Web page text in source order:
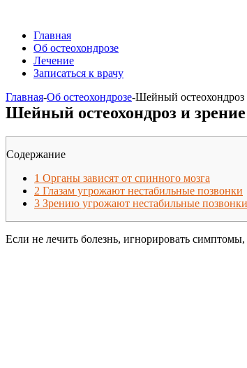
Главная
Об остеохондрозе
Лечение
Записаться к врачу
Главная-Об остеохондрозе-Шейный остеохондроз
Шейный остеохондроз и зрение
Содержание
1 Органы зависят от спинного мозга
2 Глазам угрожают нестабильные позвонки
3 Зрению угрожают нестабильные позвонки
Если не лечить болезнь, игнорировать